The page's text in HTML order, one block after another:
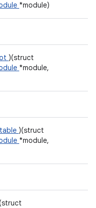
*module)
)(struct
*module,
)(struct
*module,